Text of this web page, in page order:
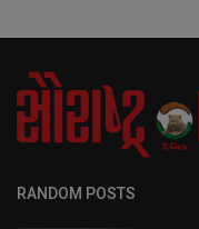
RANDOM POSTS